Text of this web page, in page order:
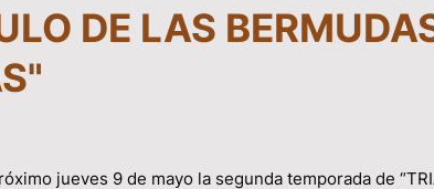
DE LAS
jueves 9 de mayo la segunda temporada de